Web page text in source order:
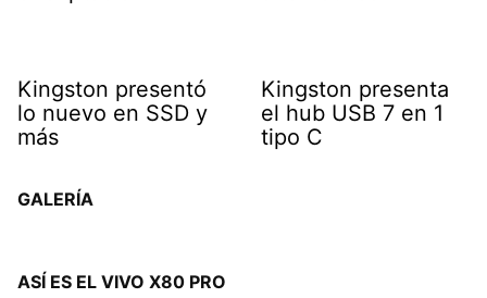
Kingston presentó
lo nuevo en SSD y
más
Kingston presenta
el hub USB 7 en 1
tipo C
GALERÍA
ASÍ ES EL VIVO X80 PRO